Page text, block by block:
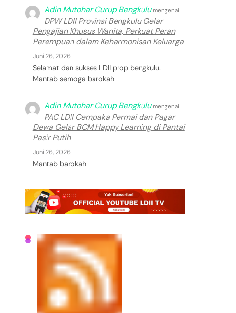
Adin Mutohar Curup Bengkulumengenai
DPW LDII Provinsi Bengkulu Gelar
Pengajian Khusus Wanita, Perkuat Peran
Perempuan dalam Keharmonisan Keluarga
Juni 26, 2026
Selamat dan sukses LDII prop bengkulu.
Mantab semoga barokah
Adin Mutohar Curup Bengkulumengenai
PAC LDII Cempaka Permai dan Pagar
Dewa Gelar BCM Happy Learning di Pantai
Pasir Putih
Juni 26, 2026
Mantab barokah